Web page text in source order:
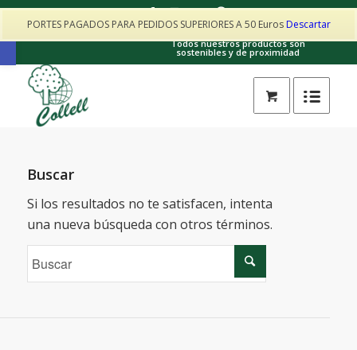
Abrir barra de herramientas Todos nuestros productos son
sostenibles y de proximidad
Buscar
Si los resultados no te satisfacen, intenta
una nueva búsqueda con otros términos.
PORTES PAGADOS PARA PEDIDOS SUPERIORES A 50 EurosDescartar